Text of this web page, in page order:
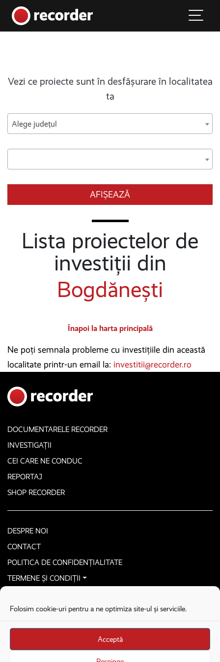
Folosim cookie-uri pentru a ne optimiza site-ul și serviciile.
Acceptă
Main Navigation
Vezi ce proiecte sunt în desfășurare în localitatea
ta
Alege județul
AFIȘEAZĂ
Lista proiectelor de
investiții din
Bogdănești
Înapoi la harta principală
Ne poți semnala probleme cu investițiile din această
localitate printr-un email la: investitii@recorder.ro
DOCUMENTARELE RECORDER
INVESTIGAȚII
CEI CARE NE CONDUC
REPORTAJ
SHOP RECORDER
DESPRE NOI
CONTACT
POLITICA DE CONFIDENȚIALITATE
TERMENE ȘI CONDIȚII
Stega creative
Brandul Recorder e operat de Asociația Recorder Community, sub licența SC